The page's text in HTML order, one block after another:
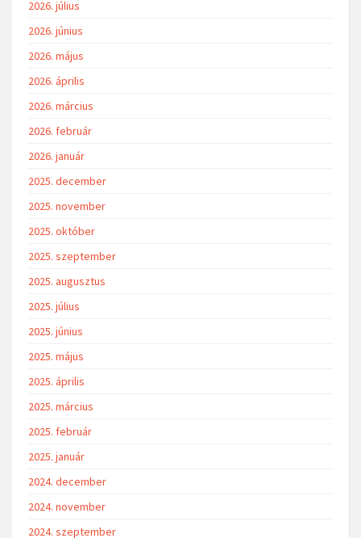
2026. július
2026. június
2026. május
2026. április
2026. március
2026. február
2026. január
2025. december
2025. november
2025. október
2025. szeptember
2025. augusztus
2025. július
2025. június
2025. május
2025. április
2025. március
2025. február
2025. január
2024. december
2024. november
2024. szeptember